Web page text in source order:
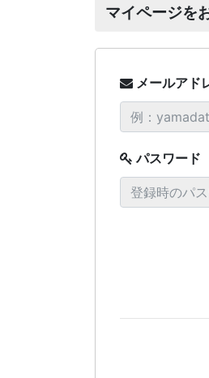
マイページを
メールアド
パスワード